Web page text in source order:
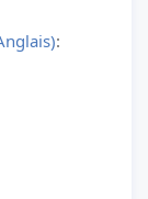
: